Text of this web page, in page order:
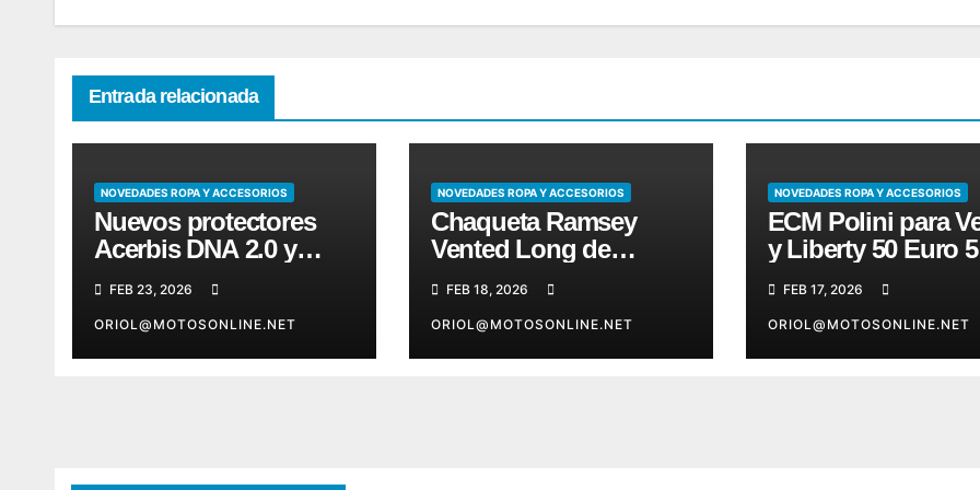
Entrada relacionada
NOVEDADES ROPA Y ACCESORIOS
Nuevos protectores
Acerbis DNA 2.0 y
FEB 23, 2026
ORIOL@MOTOSONLINE.NET
NOVEDADES ROPA Y ACCESORIOS
Chaqueta Ramsey
Vented Long de
FEB 18, 2026
ORIOL@MOTOSONLINE.NET
NOVEDADES ROPA Y ACCESORIOS
ECM Polini para
y Liberty 50 Euro 5
FEB 17, 2026
ORIOL@MOTOSONLINE.NET